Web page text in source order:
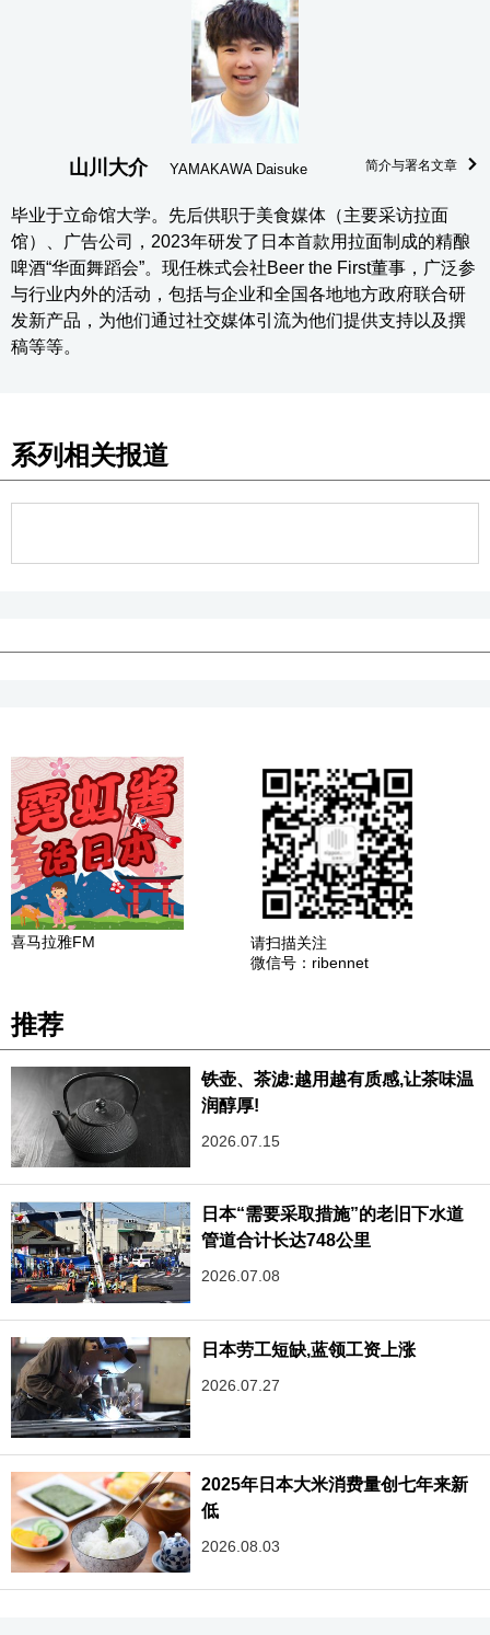
山川大介 YAMAKAWA Daisuke 简介与署名文章
毕业于立命馆大学。先后供职于美食媒体（主要采访拉面
馆）、广告公司，2023年研发了日本首款用拉面制成的精酿
啤酒“华面舞蹈会”。现任株式会社Beer the First董事，广泛参
与行业内外的活动，包括与企业和全国各地地方政府联合研
发新产品，为他们通过社交媒体引流为他们提供支持以及撰
稿等等。
系列相关报道
喜马拉雅FM
请扫描关注
微信号：ribennet
推荐
铁壶、茶滤:越用越有质感,让茶味温
润醇厚!
2026.07.15
日本“需要采取措施”的老旧下水道
管道合计长达748公里
2026.07.08
日本劳工短缺,蓝领工资上涨
2026.07.27
2025年日本大米消费量创七年来新
低
2026.08.03